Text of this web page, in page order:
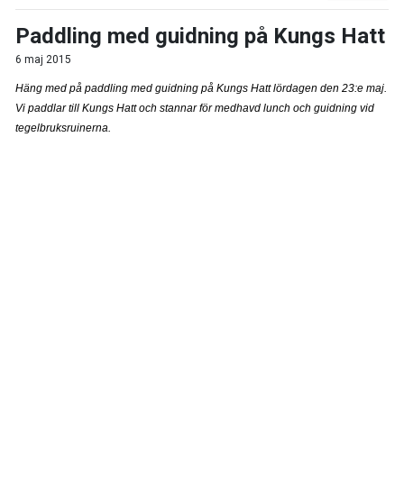
Paddling med guidning på Kungs Hatt
6 maj 2015
Häng med på paddling med guidning på Kungs Hatt lördagen den 23:e maj.
Vi paddlar till Kungs Hatt och stannar för medhavd lunch och guidning vid
tegelbruksruinerna.